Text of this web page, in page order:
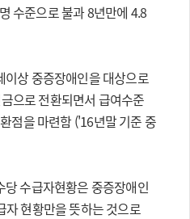
수준으로 불과 8년만에 4.8
상 중증장애인을 대상으로
으로 전환되면서 급여수준
점을 마련함 ('16년말 기준 중
수급자현황은 중증장애인
자 현황만을 뜻하는 것으로